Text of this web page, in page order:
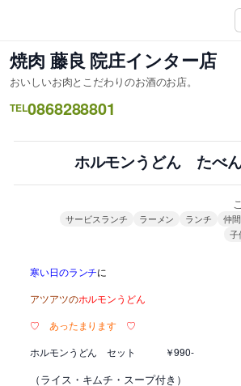
を
ス
キ
ッ
焼肉 藤良 院庄インター店
おいしいお肉とこだわりのお酒のお店。
TEL0868288801
ホルモンうどん たべ
サービスランチ ラーメン ランチ 仲
子
寒い日のランチに
アツアツのホルモンうどん
♡ あったまります ♡
ホルモンうどん セット ￥990-
（ライス・キムチ・スープ付き）